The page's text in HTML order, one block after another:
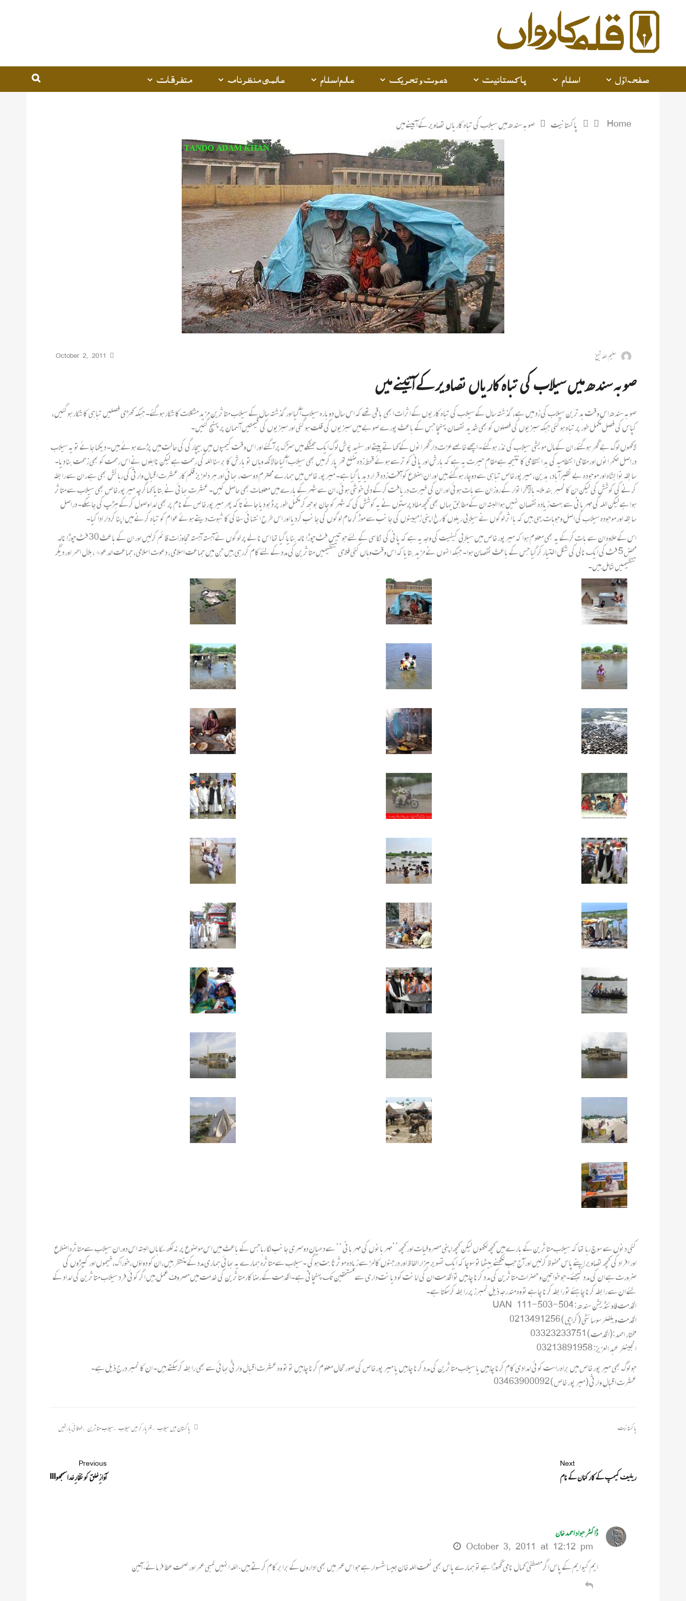
صفحہ اوّل اسلام پاکستانیت دعوت و تحریک عالم اسلام عالمی منظرنامہ متفرقات
Home پاکستانیت صوبہ سندھ میں سیلاب کی تباہ کاریاں تصاویر کے آئینے میں
سلیم اللہ شیخ October 2, 2011
صوبہ سندھ میں سیلاب کی تباہ کاریاں تصاویر کے آئینے میں
صوبہ سندھ اس وقت بدترین سیلاب کی زد میں ہے، گذشتہ سال کے سیلاب کی تباہ کاریوں کے اثرات ابھی باقی تھے کہ اس سال دوبارہ سیلاب آگیا اور گذشتہ سال کے سیلاب متاثرین مزید مشکلات کا شکار ہوگئے۔ جبکہ کھڑی فصلیں تباہی کا شکار ہوگئیں،
کپاس کی فصل مکمل طور پر تباہ ہوگئی جبکہ سبزیوں کی فصلوں کو بھی شدید نقصان پہنچا جس کے باعث پورے صوبے میں سبزیوں کی قلت ہوگئی اور سبزیوں کی قیمتیں آسمان پر پہنچ گئیں۔
لاکھوں لوگ بے گھر ہوگئے، ان کے مال مویشی سیلاب کی نذر ہوگئے۔ اچھے خاصے عزت دار گھرانوں کے کھاتے پیتے اور سفید پوش لوگ ایک جھٹکے میں سڑک پر آگئے اور اس وقت کیمپوں میں بیچارگی کی حالت میں پڑے ہوئے ہیں۔ دیکھا جائے تو یہ سیلاب
دراصل حکمرانوں اور مقامی انتطامیہ کی بد انتظامی کا نتیجہ ہے مقامِ حیرت یہ ہے کہ بارش اور پانی کو ترسے ہوئے قحط زدہ ضلع تھر پار کر میں بھی سیلاب آگیا حالانکہ وہاں تو بارش کا برسنا اللہ کی رحمت ہے لیکن نااہلوں نے اس رحمت کو بھی زحمت بنا دیا۔
سابقہ نوابشاہ اور موجودہ بے نظیرآباد، بدین، میرپورخاص تباہی سے دوچار ہوگئے ہیں اور ان اضلاع کو آفت زدہ قرار دیدیا گیا ہے۔ میرپور خاص میں ہمارے محترم دوست، بھائی اور ہر دلعزیز قلم کار عشرت اقبال وارثی کی رہائش بھی ہے، ان سے رابطہ
کرنے کی کوشش کی لیکن ان کا نمبر بند ملا۔ بالآخر اتوار کے روز ان سے بات ہوئی اور ان کی خیرت دریافت کرکے دلی خوشی ہوئی، ان سے شہر کے بارے میں معلومات بھی حاصل کیں۔ عشرت بھائی نے بتایا کہاگرچہ میرپورخاص بھی سیلاب سے متاثر
ہوا ہے لیکن اللہ کی مہربانی سے بہت زیادہ نقصان نہیں ہوا البتہ ان کے مطابق یہاں بھی کچھ مفادپرستوں نے یہ کوشش کی کہ شہر کو جان بوجھ کر مکمل طور پر ڈبو دیا جائے تاکہ پھر میرپورخاص کے نام پر بھی امدا وصول کرکے ہڑپ کی جاسکے۔ دراصل
سابقہ اور موجودہ سیلاب کی اصل وجوہات یہی ہیں کہ با اثر لوگوں نے سیلابی ریلوں کا رخ اپنی زمیینوں کی جانب سے موڑ کر عام لوگوں کی جانب کردیا اور اس طرح انتہائی سفاکی کا ثبوت دیتے ہوئے عوام کو تباہ کرنے میں اپنا کردار ادا کیا۔
اس کے علاوہ ان سے بات کرکے یہ بھی معلوم ہوا کہ میرپور خاص میں سیلابی کیفیت کی وجہ یہ ہے کہ پانی کی نکاسی کے لئے جو تیس فٹ چوڑا نالہ بنایا گیا تھا اس نالے پر لوگوں نے آہستہ آہستہ تجاوزات قائم کرلیں اور ان کے باعث 30 فٹ چوڑا نالہ
محض 5 فٹ کی ایک نالی کی شکل اختیار کرگیا جس کے باعث نقصان ہوا۔ جبکہ انہوں نے مزید بتایا کہ اس وقت وہاں کئی فلاحی تنظیمیں متاثرین کی مدد کے لئے کام کررہی ہیں جن میں جماعت اسلامی، دعوت اسلامی، جماعت الدعوۃ، ہلال احمر اور دیگر
تنظیمیں شامل ہیں۔
کئی دنوں سے سوچ رہا تھا کہ سیلاب متاثرین کے بارے میں کچھ لکھوں لیکن کچھ اپنی مصروفیات اور کچھ ’’مہربانوں کی مہربانی ‘‘ سے دھیان دوسری جانب لگا رہاجس کے باعث میں اس موضوع پر نہ لکھ سکا ہاں البتہ اس دوران سیلاب سے متاثرہ اضلاع
اور افراد کی کچھ تصاویر اپنے پاس محفوظ کرلیں اور آج جب لکھنے بیٹھا تو سوچا کہ ایک تصویر ہزار الفاظ اور درجنوں کالمز سے زیادہ موثر ثابت ہوگی ۔سیلاب سے متاثرہ ہمارے یہ بھائی ہماری مدد کے منتظر ہیں،ان کو دواؤں،خوراک،خیموں اور کپڑوں کی
ضرورت ہے ان کی مدد کیجئے۔جو خواتین و حضرات متاثرین کی مدد کرنا چاہیں توالخدمت ان کی امانت کو دیانت داری سے مستحقین تک پہنچاتی ہے۔الخدمت کے رضا کار متاثرین کی خدمت میں مصروف عمل ہیں اگر کوئی فرد سیلاب متاثرین کی امداد کے
لئے ان سے رابطہ کرنا چاہئے تو رابطہ کرنا چاہے تو وہ مندرجہ ذیل نمبرز پر رابطہ کرسکتا ہے۔
الخدمت فاوئنڈیشن سندھ : UAN 111-503-504
الخدمت ویلفئر سوسائٹی (کراچی ) 0213491256
مختار احمد:(الخدمت ) 03323233751
انجینئر عبد العزیز: 03213891958
جو لوگ بھی میر پور خاص میں براہ راست کوئی امدادی کام کرنا چاہیں یا سیلاب متاثرین کی مدد کرنا چاہیں یا میر پورخاص کی صورتحال معلوم کرنا چاہیں تو تو وہ عشرت اقبال وارثی بھائی سے بھی رابطہ کرسکتے ہیں۔ ان کا نمبر درج ذیل ہے۔
عشرت اقبال وارثی (میر پور خاص ) 03463900092
پاکستانیت پاکستان میں سیلاب ,تھرپارکر میں سیلاب ,سیلاب متاثرین ,طوفانی بارشیں
Previous
آوازِ خلق کو نقّارِ خداسمجھو!!!
Next
ریلیف کیمپ کے کارکنان کے نام
ڈاکٹر جواد احمد خان
October 3, 2011 at 12:12 pm
ایم کیو ایم کے پاس اگر مصطفیٰ کمال نامی گھوڑا ہے تو ہمارے پاس بھی نعمت اللہ خان جیسا شہسوار ہے جو اس عمر میں بھی اداروں کے برابر کام کرتے ہیں. اللہ انہیں لمبی عمر اور صحت عطا فرمائے. آمین